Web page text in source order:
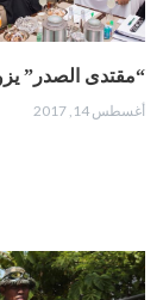
“مقتدى الصدر”
أغسطس 14, 2017